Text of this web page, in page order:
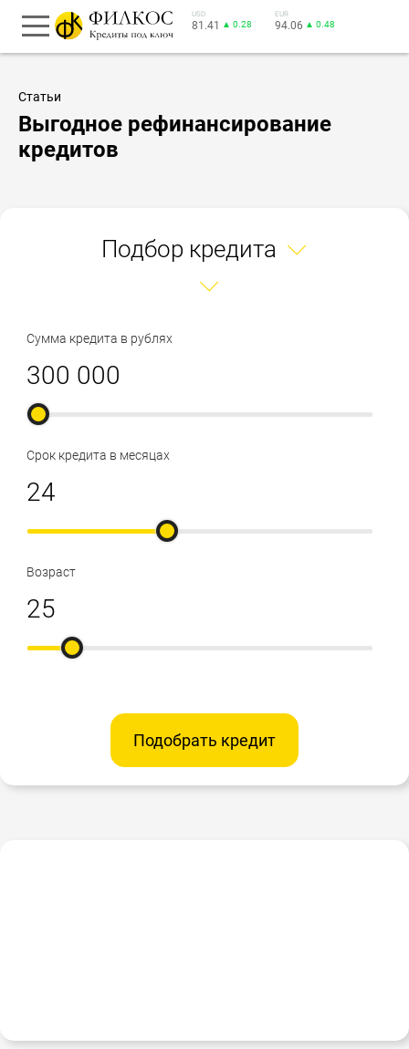
USD
81.41 ▲ 0.28
EUR
94.06 ▲ 0.48
Статьи
Выгодное рефинансирование
кредитов
Подбор кредита
Сумма кредита в рублях
Срок кредита в месяцах
Возраст
Подобрать кредит